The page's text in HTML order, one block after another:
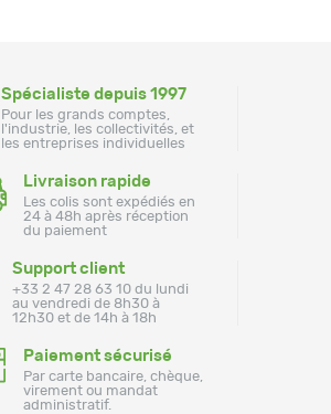
Spécialiste depuis 1997
Pour les grands comptes,
l'industrie, les collectivités, et
les entreprises individuelles
Livraison rapide
Les colis sont expédiés en
24 à 48h après réception
du paiement
Support client
+33 2 47 28 63 10 du lundi
au vendredi de 8h30 à
12h30 et de 14h à 18h
Paiement sécurisé
Par carte bancaire, chèque,
virement ou mandat
administratif.